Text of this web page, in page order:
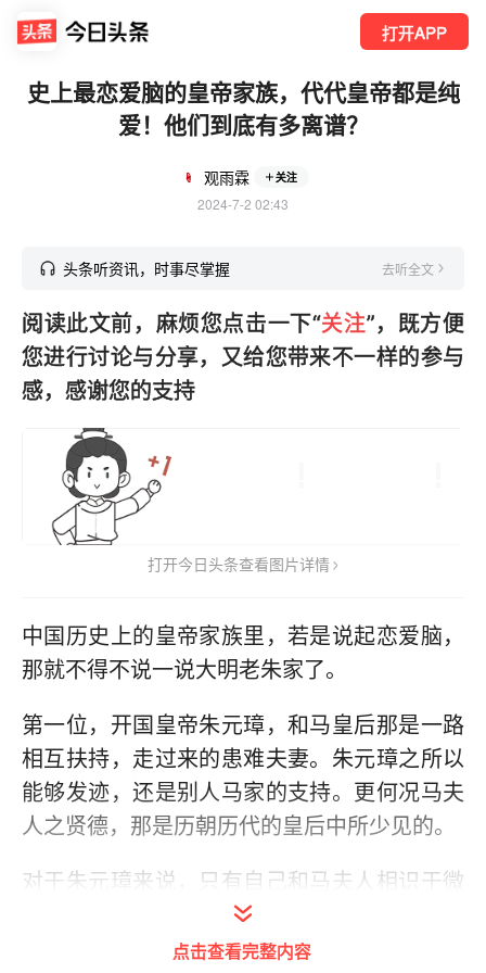
打开APP
史上最恋爱脑的皇帝家族，代代皇帝都是纯
爱！他们到底有多离谱？
观雨霖 关注
2024-7-2 02:43
头条听资讯，时事尽掌握 去听全文
阅读此文前，麻烦您点击一下“关注”，既方便
您进行讨论与分享，又给您带来不一样的参与
感，感谢您的支持
打开今日头条查看图片详情
中国历史上的皇帝家族里，若是说起恋爱脑，
那就不得不说一说大明老朱家了。
第一位，开国皇帝朱元璋，和马皇后那是一路
相互扶持，走过来的患难夫妻。朱元璋之所以
能够发迹，还是别人马家的支持。更何况马夫
人之贤德，那是历朝历代的皇后中所少见的。
对于朱元璋来说，只有自己和马夫人相识于微
末时，生下来的儿子朱标，那才是真正的亲儿
子，至于其他的儿子，在他朱元璋的眼里，不
点击查看完整内容